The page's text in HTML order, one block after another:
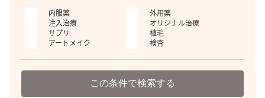
内服薬
外用薬
注入治療
オリジナル治療
サプリ
植毛
アートメイク
検査
この条件で検索する